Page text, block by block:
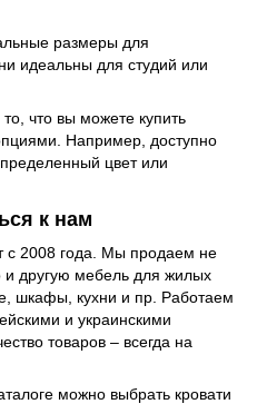
размеры для
идеальны для студий или
что вы можете купить
Например, доступно
цвет или
к нам
с 2008 года. Мы продаем не
и другую мебель для жилых
шкафы, кухни и пр. Работаем
и украинскими
товаров – всегда на
можно выбрать кровати